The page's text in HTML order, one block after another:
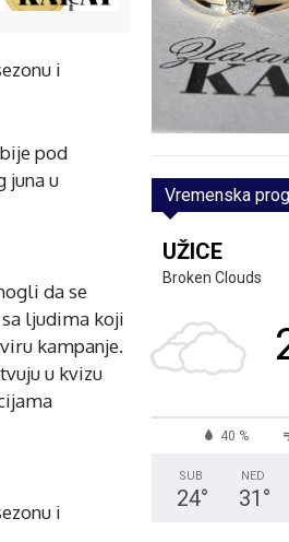
i
pod
juna u
da se
ljudima koji
kampanje.
u kvizu
i
Vremenska
UŽICE
Broken Clouds
40 %
SUB
24°
NED
31 °